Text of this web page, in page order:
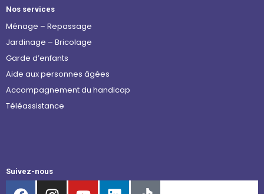
Nos services
Ménage – Repassage
Jardinage – Bricolage
Garde d’enfants
Aide aux personnes âgées
Accompagnement du handicap
Téléassistance
Suivez-nous